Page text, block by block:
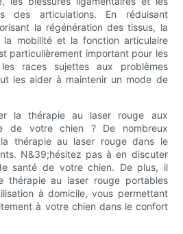
des articulations. En réduisant
la régénération des tissus, la
la mobilité et la fonction articulaire
particulièrement important pour les
races sujettes aux problèmes
les aider à maintenir un mode de
la thérapie au laser rouge aux
de votre chien ? De nombreux
thérapie au laser rouge dans le
N&39;hésitez pas à en discuter
santé de votre chien. De plus, il
thérapie au laser rouge portables
à domicile, vous permettant
à votre chien dans le confort